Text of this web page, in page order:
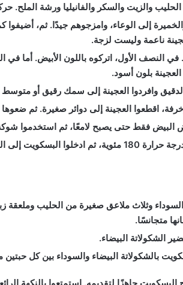
والزيت والسكر والفانيليا ورشة الملح.
إلى الوعاء، وامزجوهم جيدًا. ثم، أضيفوا
ناعمة وليست لزجة.
النصف الأول، اتركوه باللون الأبيض. أما في
بلون أسود.
وافردوا العجينة إلى سمك رقيق أو
اقطعوا العجينة إلى دوائر صغيرة. ثم
البيض فقط حتى يصبح لامعًا، ثم استخدموا
سخنوا الفرن مسبقًا على درجة حرارة 180 مئوية،
وثلاث ملاعق صغيرة من الحليب وملعقة
متجانسًا.
الشكولاتة البيضاء.
بالشكولاتة البيضاء والسوداء بين كل